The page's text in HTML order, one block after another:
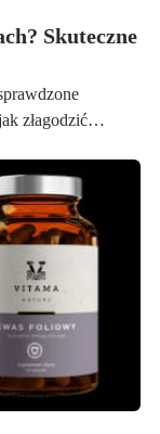
Skuteczne
złagodzić